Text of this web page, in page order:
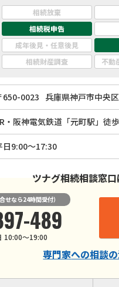
相続放棄
相続税申告
成年後見・任意後見
相続財産調査 不動
650-0023 兵庫県神戸市中央
・阪神電気鉄道「元町駅」徒
日9:00～17:30
ツナグ相続相談窓
せなら24時間受付）
489
10:00～19:00
専門家への相談